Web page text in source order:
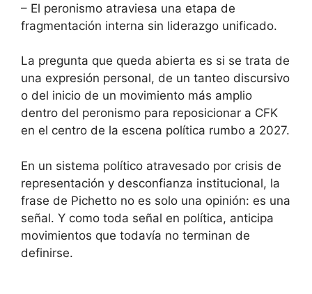
– El peronismo atraviesa una etapa de
fragmentación interna sin liderazgo unificado.
La pregunta que queda abierta es si se trata de
una expresión personal, de un tanteo discursivo
o del inicio de un movimiento más amplio
dentro del peronismo para reposicionar a CFK
en el centro de la escena política rumbo a 2027.
En un sistema político atravesado por crisis de
representación y desconfianza institucional, la
frase de Pichetto no es solo una opinión: es una
señal. Y como toda señal en política, anticipa
movimientos que todavía no terminan de
definirse.